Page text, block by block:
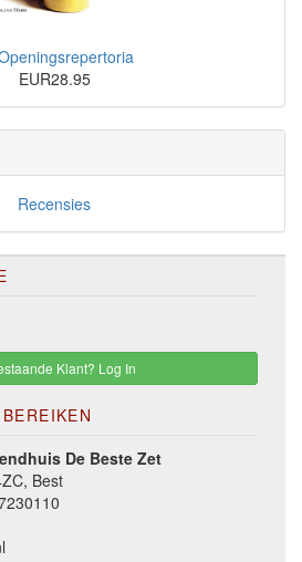
EUR28.95
Recensies
Klant? Log In
De Beste Zet
Best